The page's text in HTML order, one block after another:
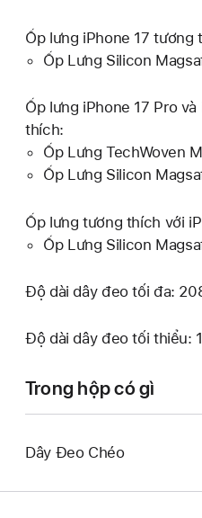
Ốp lưng iPhone 17 tương
Ốp Lưng Silicon
Ốp lưng iPhone 17 Pro
thích:
Ốp Lưng TechWoven
Ốp Lưng Silicon
Ốp lưng tương thích với
Ốp Lưng Silicon
Độ dài dây đeo tối đa:
Độ dài dây đeo tối thiểu:
Trong hộp có gì
Dây Đeo Chéo